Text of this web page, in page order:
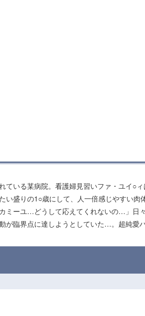
ている某病院。看護婦見習いファ・ユイ○
い盛りの1○歳にして、人一倍感じやすい
ミーユ…どうして応えてくれないの…」日
が臨界点に達しようとしていた…。超純愛